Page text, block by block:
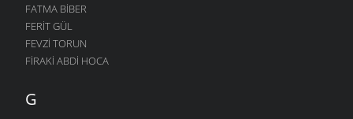
FATMA BIBER
FERIT GÜL
FEVZI TORUN
FIRAKI ABDI HOCA
G